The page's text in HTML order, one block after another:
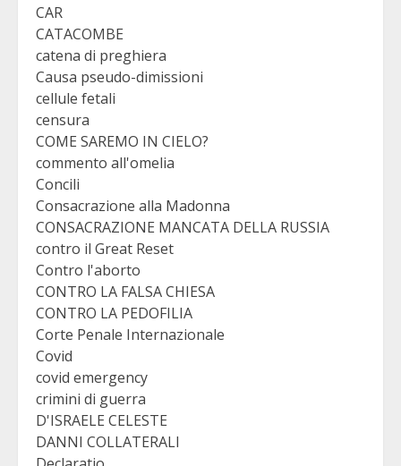
CAR
CATACOMBE
catena di preghiera
Causa pseudo-dimissioni
cellule fetali
censura
COME SAREMO IN CIELO?
commento all'omelia
Concili
Consacrazione alla Madonna
CONSACRAZIONE MANCATA DELLA RUSSIA
contro il Great Reset
Contro l'aborto
CONTRO LA FALSA CHIESA
CONTRO LA PEDOFILIA
Corte Penale Internazionale
Covid
covid emergency
crimini di guerra
D'ISRAELE CELESTE
DANNI COLLATERALI